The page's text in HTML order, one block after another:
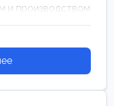
и производством